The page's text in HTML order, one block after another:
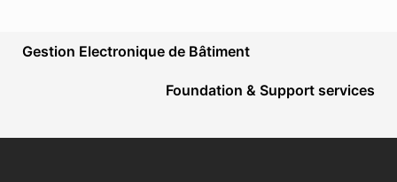
Advanced & Cloud Services
Digital Services & Transformation
Gestion Electronique de Bâtiment
Foundation & Support services